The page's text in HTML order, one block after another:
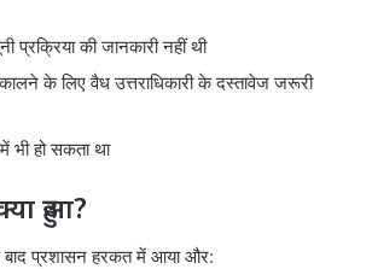
प्रक्रिया की जानकारी नहीं थी
के लिए वैध उत्तराधिकारी के दस्तावेज जरूरी
भी हो सकता था
हुआ?
बाद प्रशासन हरकत में आया और: